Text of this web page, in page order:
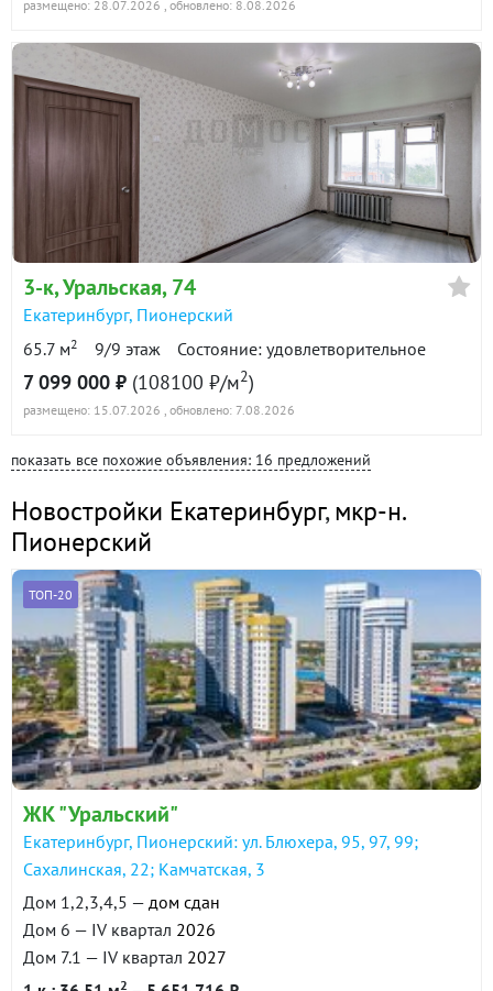
размещено: 28.07.2026 , обновлено: 8.08.2026
3-к, Уральская, 74
Екатеринбург, Пионерский
65.7 м2 9/9 этаж Состояние: удовлетворительное
7 099 000 ₽ (108100 ₽/м2)
размещено: 15.07.2026 , обновлено: 7.08.2026
показать все похожие объявления: 16 предложений
Новостройки Екатеринбург,мкр-н.
Пионерский
ТОП-20
ЖК "Уральский"
Екатеринбург, Пионерский: ул. Блюхера, 95, 97, 99;
Сахалинская, 22; Камчатская, 3
Дом 1,2,3,4,5 — дом сдан
Дом 6 — IV квартал 2026
Дом 7.1 — IV квартал 2027
2